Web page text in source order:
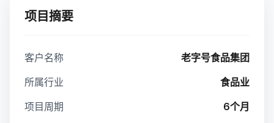
项目摘要
客户名称
老字号食品集团
所属行业
食品业
项目周期
6个月